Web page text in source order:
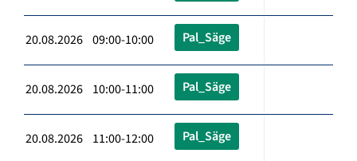
20.08.2026 09:00-10:00 Pal_Säge
20.08.2026 10:00-11:00 Pal_Säge
20.08.2026 11:00-12:00 Pal_Säge